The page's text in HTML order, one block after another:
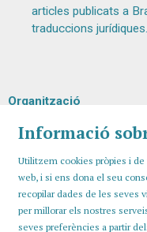
articles publicats a
traduccions
Organització
Informació
Utilitzem cookies pròpies i
web, i si ens dona el seu
recopilar dades de les seves
per millorar els nostres
seves preferències a partir